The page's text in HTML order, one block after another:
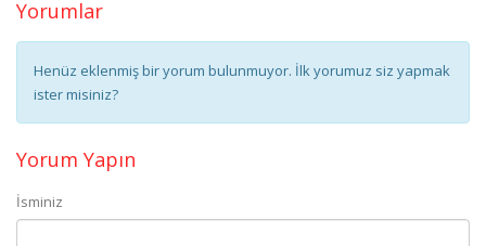
Yorumlar
Henüz eklenmiş bir yorum bulunmuyor. İlk yorumuz siz yapmak
ister misiniz?
Yorum Yapın
İsminiz